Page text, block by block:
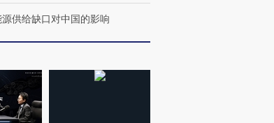
度Z世代 用街头抗争将教
机”？难民潮撕裂西班牙
供给缺口对中国的影响